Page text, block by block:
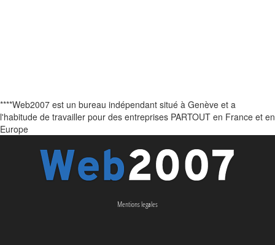
****Web2007 est un bureau indépendant situé à Genève et a
l'habitude de travailler pour des entreprises PARTOUT en France et en
Europe
Mentions legales